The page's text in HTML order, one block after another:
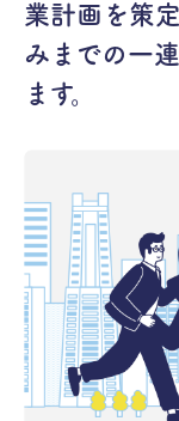
業計画を策
みまでの一
ます。